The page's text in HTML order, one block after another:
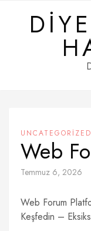
UNCATEGORIZED
Web
Temmuz 6, 2026
Web Forum
Keşfedin –